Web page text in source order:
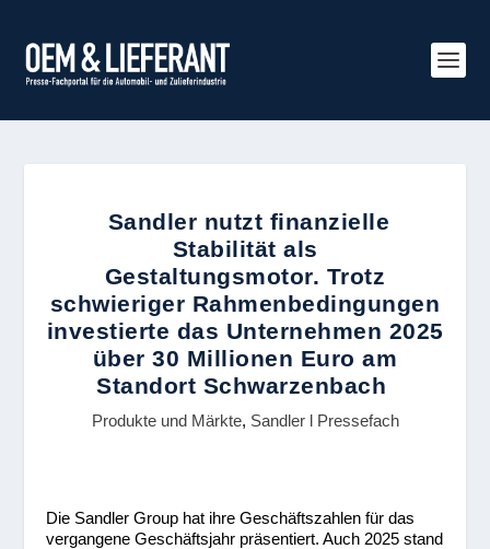
Sandler nutzt finanzielle
Stabilität als
Gestaltungsmotor. Trotz
schwieriger Rahmenbedingungen
investierte das Unternehmen 2025
über 30 Millionen Euro am
Standort Schwarzenbach
Produkte und Märkte, Sandler l Pressefach
Die Sandler Group hat ihre Geschäftszahlen für das
vergangene Geschäftsjahr präsentiert. Auch 2025 stand